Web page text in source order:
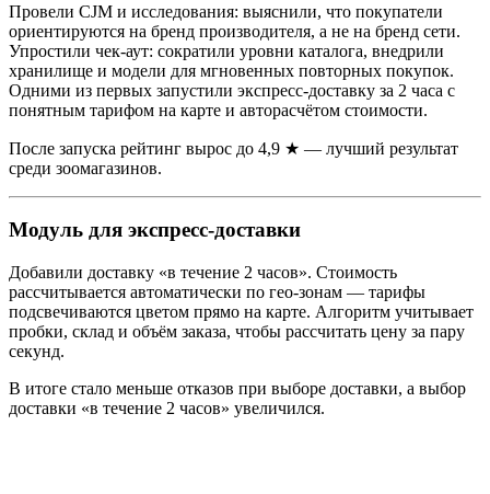
Провели CJM и исследования: выяснили, что покупатели
ориентируются на бренд производителя, а не на бренд сети.
Упростили чек-аут: сократили уровни каталога, внедрили
хранилище и модели для мгновенных повторных покупок.
Одними из первых запустили экспресс-доставку за 2 часа с
понятным тарифом на карте и авторасчётом стоимости.
После запуска рейтинг вырос до 4,9 ★ — лучший результат
среди зоомагазинов.
Модуль для экспресс-доставки
Добавили доставку «в течение 2 часов». Стоимость
рассчитывается автоматически по гео-зонам — тарифы
подсвечиваются цветом прямо на карте. Алгоритм учитывает
пробки, склад и объём заказа, чтобы рассчитать цену за пару
секунд.
В итоге стало меньше отказов при выборе доставки, а выбор
доставки «в течение 2 часов» увеличился.